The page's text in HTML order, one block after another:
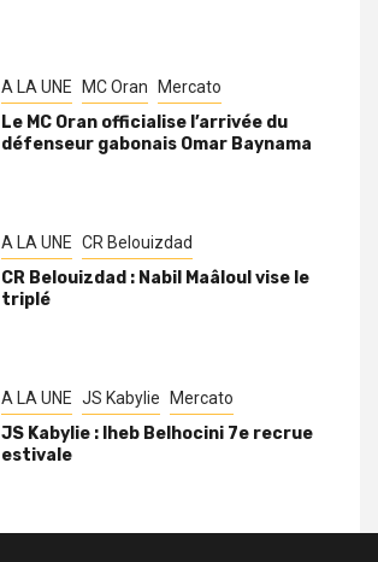
A LA UNE MC Oran Mercato
Le MC Oran officialise l’arrivée du
défenseur gabonais Omar Baynama
A LA UNE CR Belouizdad
CR Belouizdad : Nabil Maâloul vise le
triplé
A LA UNE JS Kabylie Mercato
JS Kabylie : Iheb Belhocini 7e recrue
estivale